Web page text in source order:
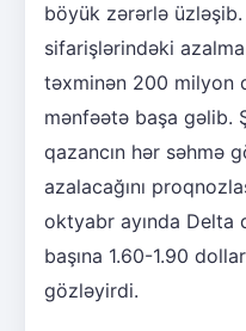
böyük zərərlə
sifarişlərindəki
təxminən 200 milyon
mənfəətə başa gəlib.
qazancın hər səhmə
azalacağını
oktyabr ayında Delta
başına 1.60-1.90
gözləyirdi.